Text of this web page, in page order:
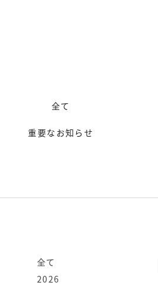
全て
重要なお知らせ
全て
2026